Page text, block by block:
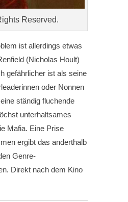
Reserved.
ist allerdings etwas
(Nicholas Hoult)
gefährlicher ist als seine
oder Nonnen
ständig fluchende
unterhaltsames
Mafia. Eine Prise
ergibt das anderthalb
Genre-
Direkt nach dem Kino